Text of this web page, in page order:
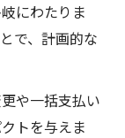
にわたりま
で、計画的な
や一括支払い
トを与えま